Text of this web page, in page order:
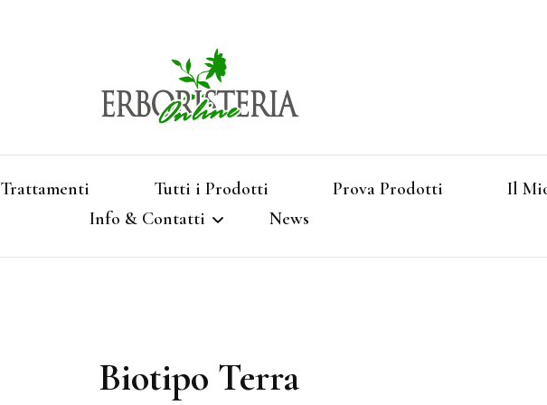
Shop
Vendita di Botaniche, Erbe e Spezie Officinali, Tisane
Trattamenti Tutti i Prodotti Prova Prodotti
Il
Info & Contatti
Privacy e Cookies
News
Biotipo Terra